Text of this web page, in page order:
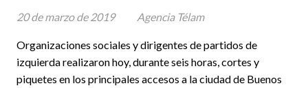
Organizaciones sociales y dirigentes de partidos de
izquierda realizaron hoy, durante seis horas, cortes y
piquetes en los principales accesos a la ciudad de Buenos
20 de marzo de 2019 Agencia Télam